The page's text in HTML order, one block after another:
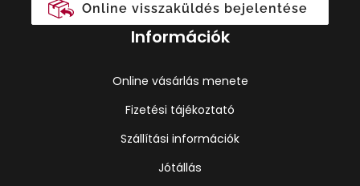
Online visszaküldés bejelentése
Információk
Online vásárlás menete
Fizetési tájékoztató
Szállítási információk
Jótállás